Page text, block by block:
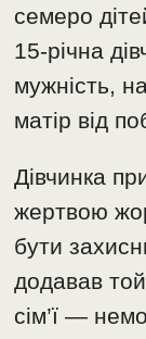
семеро
15-річна
мужність,
матір від
Дівчинка
жертвою
бути
додавав
сім’ї —